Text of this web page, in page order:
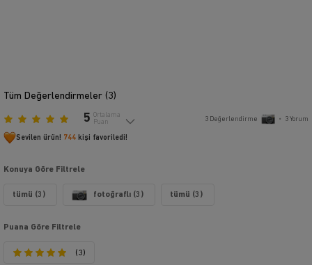
Tüm Değerlendirmeler (3)
5 Ortalama
Puan
3 Değerlendirme • 3Yorum
Sevilen ürün! 744 kişi favoriledi!
Konuya Göre Filtrele
tümü (3) fotoğraflı (3) tümü (3)
Puana Göre Filtrele
(3)